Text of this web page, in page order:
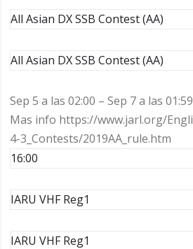
All Asian DX SSB Contest (AA)
All Asian DX SSB Contest (AA)
Sep 5 a las 02:00 – Sep 7 a las 01:59
Mas info https://www.jarl.org/
4-3_Contests/2019AA_rule.htm
16:00
IARU VHF Reg1
IARU VHF Reg1